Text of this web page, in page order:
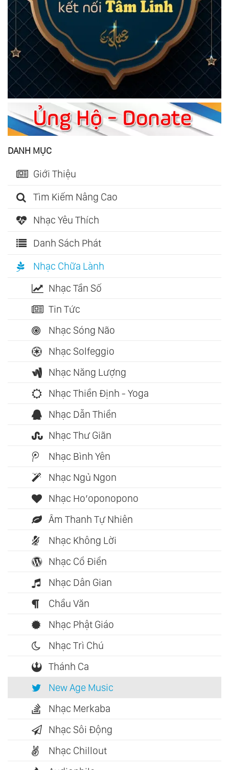
DANH MỤC
Giới Thiệu
Tìm Kiếm Nâng Cao
Nhạc Yêu Thích
Danh Sách Phát
Nhạc Chữa Lành
Nhạc Tần Số
Tin Tức
Nhạc Sóng Não
Nhạc Solfeggio
Nhạc Năng Lượng
Nhạc Thiền Định - Yoga
Nhạc Dẫn Thiền
Nhạc Thư Giãn
Nhạc Bình Yên
Nhạc Ngủ Ngon
Nhạc Ho’oponopono
Âm Thanh Tự Nhiên
Nhạc Không Lời
Nhạc Cổ Điển
Nhạc Dân Gian
Chầu Văn
Nhạc Phật Giáo
Nhạc Trì Chú
Thánh Ca
New Age Music
Nhạc Merkaba
Nhạc Sôi Động
Nhạc Chillout